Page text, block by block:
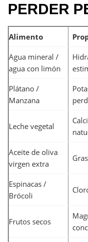
PERDER
Alimento
Agua mineral /
agua con limón
Plátano /
Manzana
Leche vegetal
Aceite de oliva
virgen extra
Espinacas /
Brócoli
Frutos secos